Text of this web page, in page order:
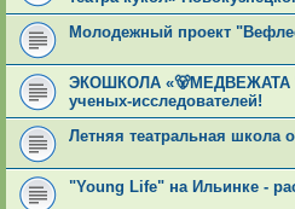
Молодежный проект
ЭКОШКОЛА «🐻МЕДВЕЖАТА
ученых-исследователей!
Летняя театральная школа
"Young Life" на Ильинке -